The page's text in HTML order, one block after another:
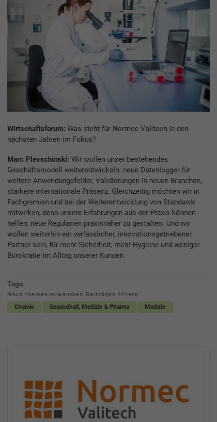
Wirtschaftsforum: Was steht für Normec Valitech in den
nächsten Jahren im Fokus?
Marc Plevschinski: Wir wollen unser bestehendes
Geschäftsmodell weiterentwickeln: neue Datenlogger für
weitere Anwendungsfelder, Validierungen in neuen Branchen,
stärkere internationale Präsenz. Gleichzeitig möchten wir in
Fachgremien und bei der Weiterentwicklung von Standards
mitwirken, denn unsere Erfahrungen aus der Praxis können
helfen, neue Regularien praxisnäher zu gestalten. Und wir
wollen weiterhin ein verlässlicher, innovationsgetriebener
Partner sein, für mehr Sicherheit, mehr Hygiene und weniger
Bürokratie im Alltag unserer Kunden.
Tags
Nach themenverwandten Beiträgen filtern
Chemie Gesundheit, Medizin & Pharma Medizin